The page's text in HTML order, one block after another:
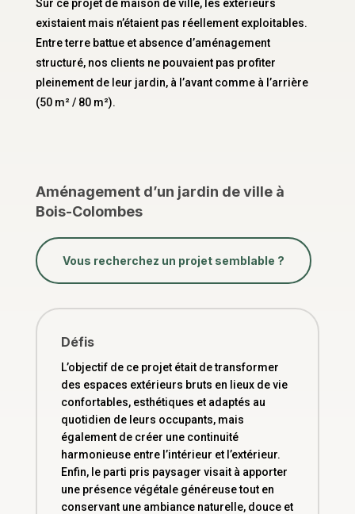
Sur ce projet de maison de ville, les extérieurs
existaient mais n’étaient pas réellement exploitables.
Entre terre battue et absence d’aménagement
structuré, nos clients ne pouvaient pas profiter
pleinement de leur jardin, à l’avant comme à l’arrière
(50 m² / 80 m²).
Aménagement d’un jardin de ville à
Bois-Colombes
Vous recherchez un projet semblable ?
Défis
L’objectif de ce projet était de transformer
des espaces extérieurs bruts en lieux de vie
confortables, esthétiques et adaptés au
quotidien de leurs occupants, mais
également de créer une continuité
harmonieuse entre l’intérieur et l’extérieur.
Enfin, le parti pris paysager visait à apporter
une présence végétale généreuse tout en
conservant une ambiance naturelle, douce et